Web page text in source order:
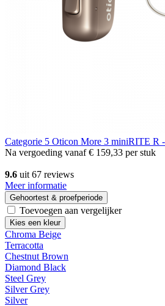
Categorie 5 Oticon More 3 miniRITE R
Na vergoeding vanaf€ 159,33 per stuk
9.6 uit 67 reviews
Meer informatie
Gehoortest & proefperiode
Toevoegen aan vergelijker
Kies een kleur
Chroma Beige
Terracotta
Chestnut Brown
Diamond Black
Steel Grey
Silver Grey
Silver